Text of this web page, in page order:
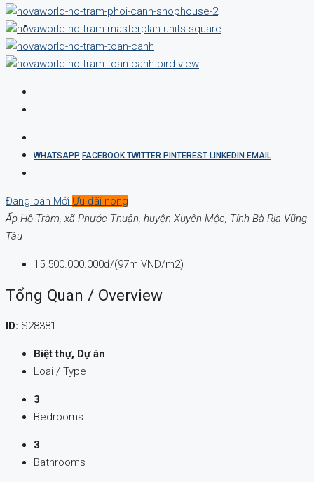
WHATSAPP FACEBOOKTWITTER PINTEREST LINKEDIN EMAIL
Đang bán Mới Ưu đãi nóng
Ấp Hồ Tràm, xã Phước Thuận, huyện Xuyên Mộc, Tỉnh Bà Rịa Vũng
Tàu
15.500.000.000đ/(97m VND/m2)
Tổng Quan / Overview
ID: S28381
Biệt thự, Dự án
Loại / Type
3
Bedrooms
3
Bathrooms